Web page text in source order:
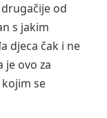
od
s jakim
djeca čak i ne
je ovo za
se